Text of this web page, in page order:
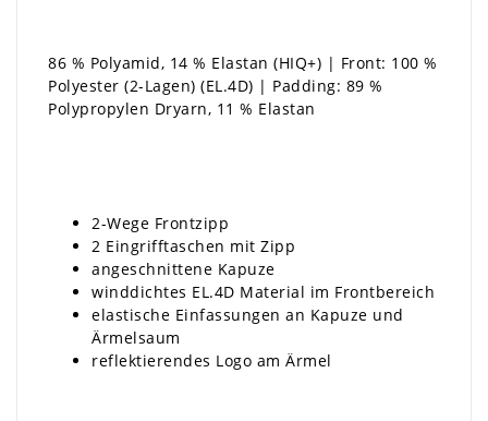
86 % Polyamid, 14 % Elastan (HIQ+) | Front: 100 %
Polyester (2-Lagen) (EL.4D) | Padding: 89 %
Polypropylen Dryarn, 11 % Elastan
2-Wege Frontzipp
2 Eingrifftaschen mit Zipp
angeschnittene Kapuze
winddichtes EL.4D Material im Frontbereich
elastische Einfassungen an Kapuze und
Ärmelsaum
reflektierendes Logo am Ärmel